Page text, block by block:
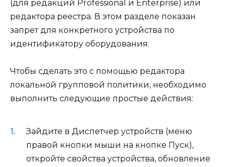
(для редакций Professional и Enterprise) или
редактора реестра. В этом разделе показан
запрет для конкретного устройства по
идентификатору оборудования.
Чтобы сделать это с помощью редактора
локальной групповой политики, необходимо
выполнить следующие простые действия:
Зайдите в Диспетчер устройств (меню
правой кнопки мыши на кнопке Пуск),
откройте свойства устройства, обновление